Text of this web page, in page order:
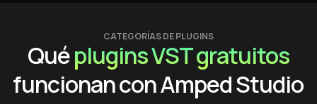
CATEGORÍAS DE PLUGINS
Quéplugins VST gratuitos
funcionan con Amped Studio